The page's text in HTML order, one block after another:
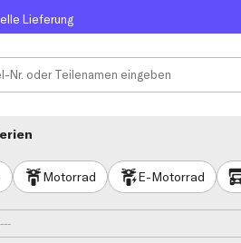
Lieferung
Motorrad E-Motorrad